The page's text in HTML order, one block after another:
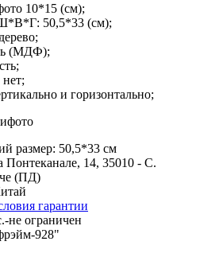
10*15 (см);
50,5*33 (см);
(МДФ);
и горизонтально;
размер: 50,5*33 см
14, 35010 - С.
(ПД)
гарантии
не ограничен
928"